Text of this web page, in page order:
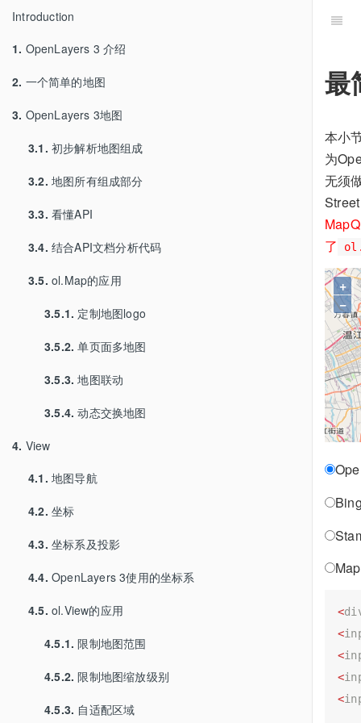
Introduction
1. OpenLayers 3 介绍
2. 一个简单的地图
3. OpenLayers 3地图
3.1. 初步解析地图组成
3.2. 地图所有组成部分
3.3. 看懂API
3.4. 结合API文档分析代码
3.5. ol.Map的应用
3.5.1. 定制地图logo
3.5.2. 单页面多地图
3.5.3. 地图联动
3.5.4. 动态交换地图
4. View
4.1. 地图导航
4.2. 坐标
4.3. 坐标系及投影
4.4. OpenLayers 3使用的坐标系
4.5. ol.View的应用
4.5.1. 限制地图范围
4.5.2. 限制地图缩放级别
4.5.3. 自适配区域
最
本小
为
无须
了
+
−
<
<
<
<
<